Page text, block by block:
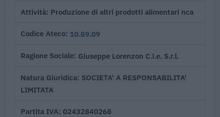
Attività Produzione di altri prodotti alimentari nca
Codice Ateco 10.89.09
Ragione Sociale Giuseppe Lorenzon C.i.e. S.r.l.
Natura Giuridica SOCIETA' A RESPONSABILITA'
LIMITATA
Partita IVA 02432840268